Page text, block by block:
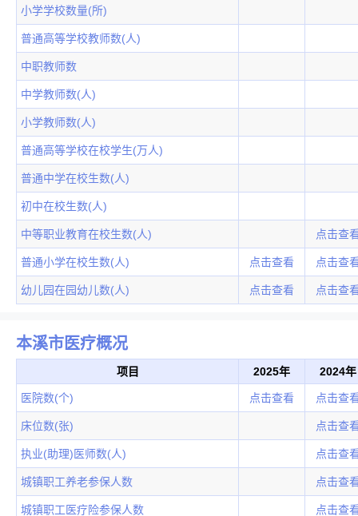
小学学校数量(所)
普通高等学校教师数(人)
中职教师数
中学教师数(人)
小学教师数(人)
普通高等学校在校学生(万人)
普通中学在校生数(人)
初中在校生数(人)
中等职业教育在校生数(人) 点击查
普通小学在校生数(人) 点击查看 点击查
幼儿园在园幼儿数(人) 点击查看 点击查
本溪市医疗概况
项目 2025年 2024年
医院数(个) 点击查看 点击查
床位数(张) 点击查
执业(助理)医师数(人) 点击查
城镇职工养老参保人数 点击查
城镇职工医疗险参保人数 点击查